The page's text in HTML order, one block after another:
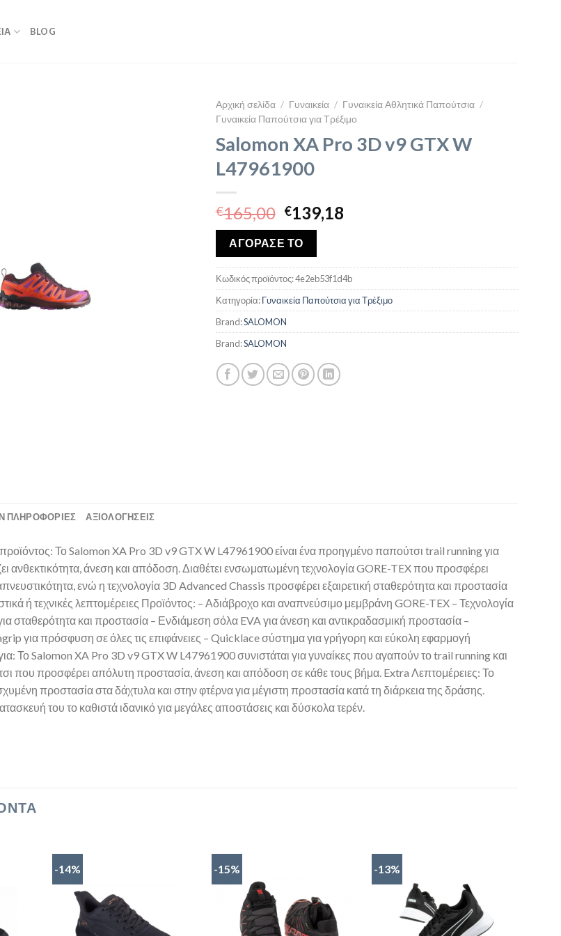
BLOG
Αρχική σελίδα / Γυναικεία / Γυναικεία Αθλητικά Παπούτσια /
Γυναικεία Παπούτσια για Τρέξιμο
Salomon XA Pro 3D v9 GTX W
L47961900
€165,00 Original
price
was:
€165,00.
€139,18Η
€139,18.
ΑΓΟΡΑΣΕ ΤΟ
Κωδικός προϊόντος:4e2eb53f1d4b
Κατηγορία:Γυναικεία Παπούτσια για Τρέξιμο
Brand:SALOMON
Brand:SALOMON
ΠΛΗΡΟΦΟΡΊΕΣ ΑΞΙΟΛΟΓΗΣΕΙΣ
Το Salomon XA Pro 3D v9 GTX W L47961900 είναι ένα προηγμένο παπούτσι trail running για
ανθεκτικότητα, άνεση και απόδοση. Διαθέτει ενσωματωμένη τεχνολογία GORE-TEX που προσφέρει
ενώ η τεχνολογία 3D Advanced Chassis προσφέρει εξαιρετική σταθερότητα και προστασία
ή τεχνικές λεπτομέρειες Προϊόντος: – Αδιάβροχο και αναπνεύσιμο μεμβράνη GORE-TEX – Τεχνολογία
σταθερότητα και προστασία – Ενδιάμεση σόλα EVA για άνεση και αντικραδασμική προστασία –
για πρόσφυση σε όλες τις επιφάνειες – Quicklace σύστημα για γρήγορη και εύκολη εφαρμογή
Το Salomon XA Pro 3D v9 GTX W L47961900 συνιστάται για γυναίκες που αγαπούν το trail running και
που προσφέρει απόλυτη προστασία, άνεση και απόδοση σε κάθε τους βήμα. Extra Λεπτομέρειες: Το
προστασία στα δάχτυλα και στην φτέρνα για μέγιστη προστασία κατά τη διάρκεια της δράσης.
του το καθιστά ιδανικό για μεγάλες αποστάσεις και δύσκολα τερέν.
-14% -15% -13%